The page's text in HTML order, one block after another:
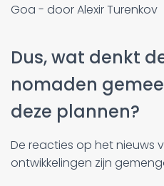
Goa - door Alexir Turenkov
Dus, wat denkt
nomaden
deze plannen?
De reacties op het nieuws
ontwikkelingen zijn